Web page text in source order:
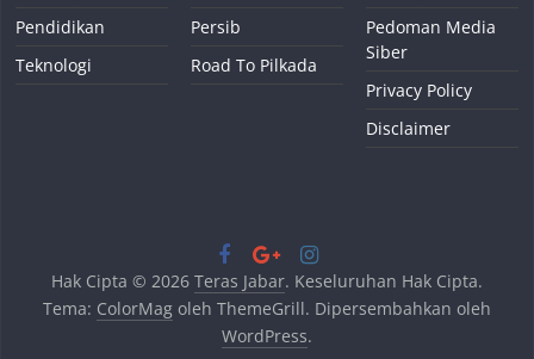
Pendidikan
Teknologi
Persib
Road To Pilkada
Pedoman Media
Siber
Privacy Policy
Disclaimer
Hak Cipta © 2026 Teras Jabar. Keseluruhan Hak Cipta.
Tema: ColorMagoleh ThemeGrill. Dipersembahkan oleh
WordPress.